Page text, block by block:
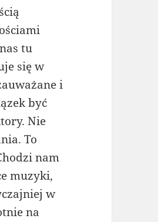
tu
się w
i
być
Nie
To
nam
muzyki,
w
na